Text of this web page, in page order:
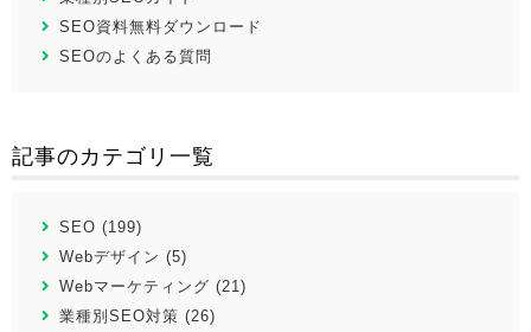
SEO資料無料ダウンロード
SEOのよくある質問
記事のカテゴリ一覧
SEO (199)
Webデザイン (5)
Webマーケティング (21)
業種別SEO対策 (26)